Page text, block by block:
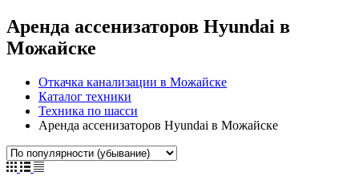
Аренда ассенизаторов Hyundai в
Можайске
Откачка канализации в Можайске
Каталог техники
Техника по шасси
Аренда ассенизаторов Hyundai в Можайске